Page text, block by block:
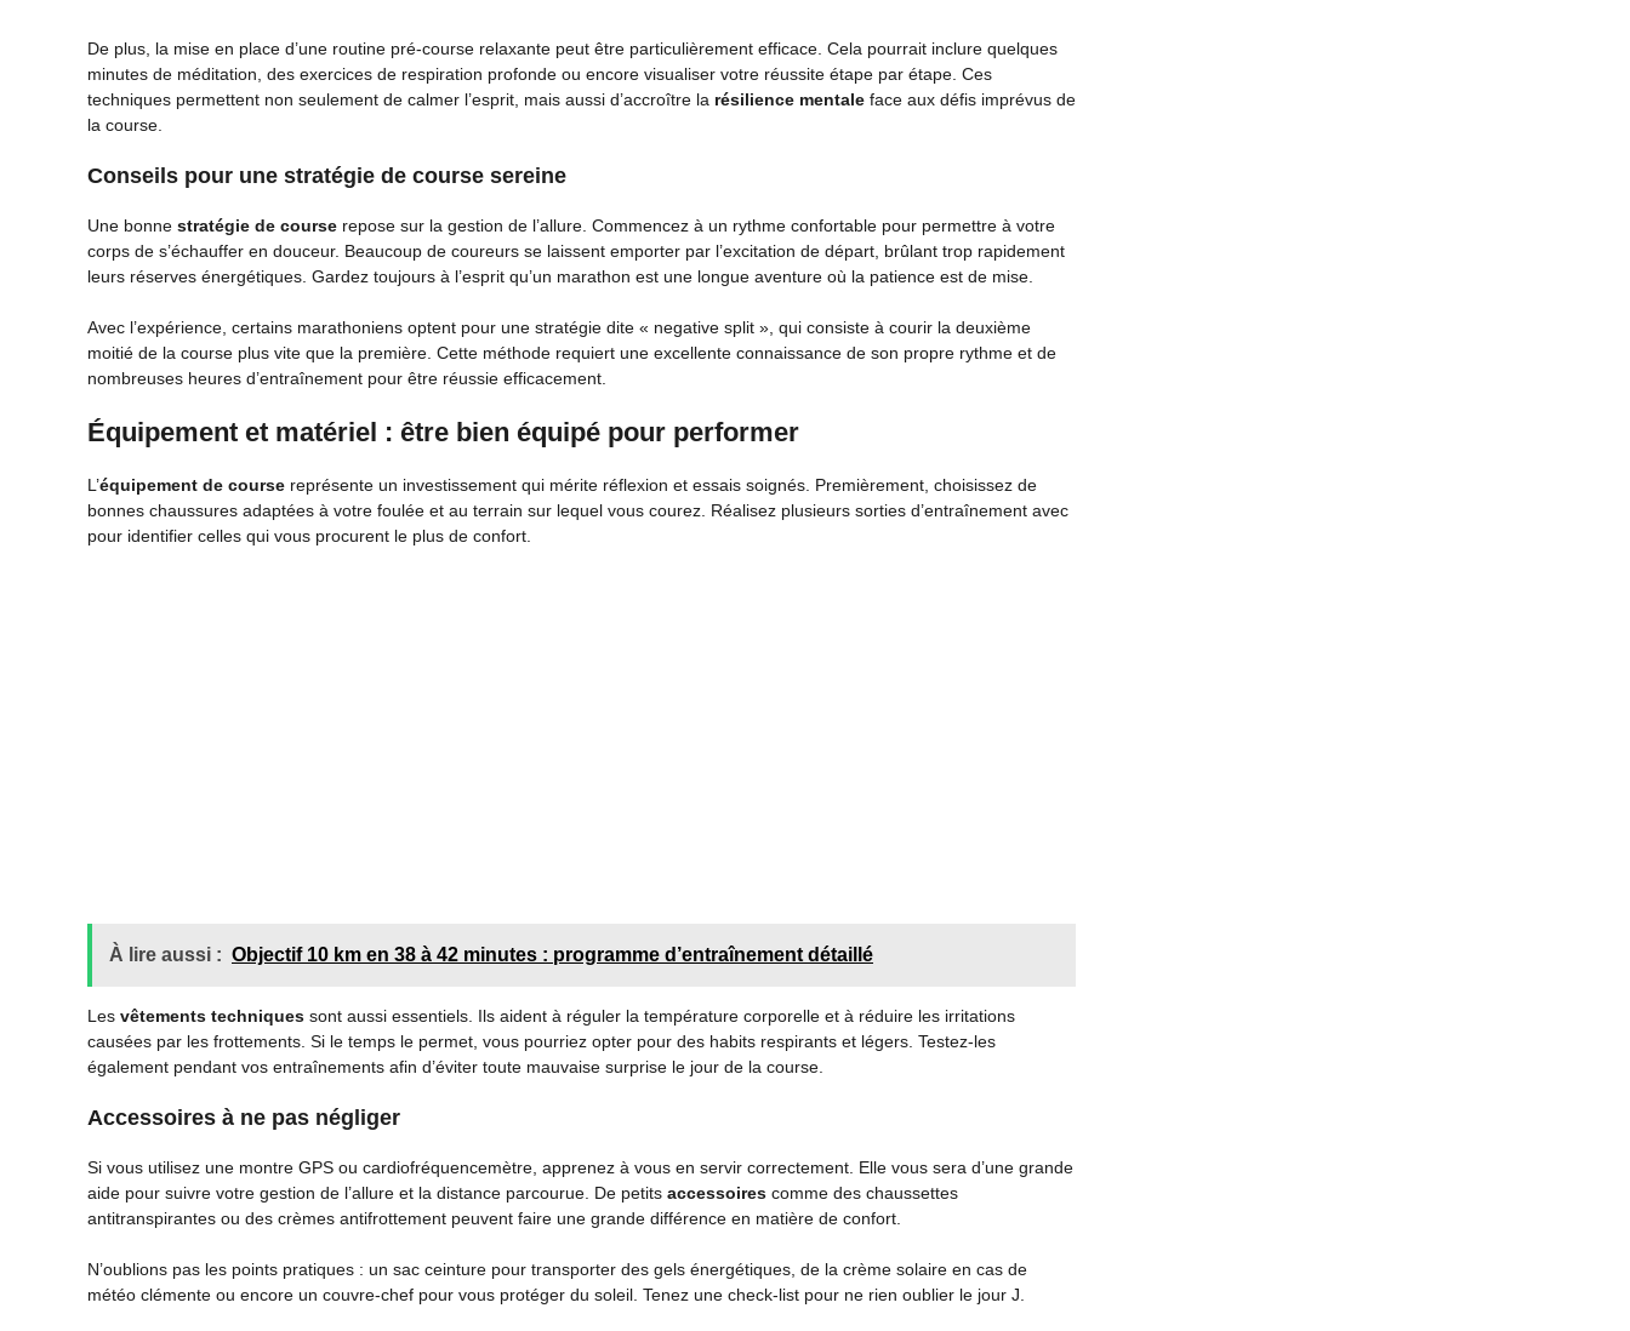
De plus, la mise en place d’une routine pré-course relaxante peut être particulièrement efficace. Cela pourrait inclure quelques
minutes de méditation, des exercices de respiration profonde ou encore visualiser votre réussite étape par étape. Ces
techniques permettent non seulement de calmer l’esprit, mais aussi d’accroître la résilience mentale face aux défis imprévus de
la course.
Conseils pour une stratégie de course sereine
Une bonne stratégie de course repose sur la gestion de l’allure. Commencez à un rythme confortable pour permettre à votre
corps de s’échauffer en douceur. Beaucoup de coureurs se laissent emporter par l’excitation de départ, brûlant trop rapidement
leurs réserves énergétiques. Gardez toujours à l’esprit qu’un marathon est une longue aventure où la patience est de mise.
Avec l’expérience, certains marathoniens optent pour une stratégie dite « negative split », qui consiste à courir la deuxième
moitié de la course plus vite que la première. Cette méthode requiert une excellente connaissance de son propre rythme et de
nombreuses heures d’entraînement pour être réussie efficacement.
Équipement et matériel : être bien équipé pour performer
L’équipement de course représente un investissement qui mérite réflexion et essais soignés. Premièrement, choisissez de
bonnes chaussures adaptées à votre foulée et au terrain sur lequel vous courez. Réalisez plusieurs sorties d’entraînement avec
pour identifier celles qui vous procurent le plus de confort.
À lire aussi : Objectif 10 km en 38 à 42 minutes : programme d’entraînement détaillé
Les vêtements techniques sont aussi essentiels. Ils aident à réguler la température corporelle et à réduire les irritations
causées par les frottements. Si le temps le permet, vous pourriez opter pour des habits respirants et légers. Testez-les
également pendant vos entraînements afin d’éviter toute mauvaise surprise le jour de la course.
Accessoires à ne pas négliger
Si vous utilisez une montre GPS ou cardiofréquencemètre, apprenez à vous en servir correctement. Elle vous sera d’une grande
aide pour suivre votre gestion de l’allure et la distance parcourue. De petits accessoires comme des chaussettes
antitranspirantes ou des crèmes antifrottement peuvent faire une grande différence en matière de confort.
N’oublions pas les points pratiques : un sac ceinture pour transporter des gels énergétiques, de la crème solaire en cas de
météo clémente ou encore un couvre-chef pour vous protéger du soleil. Tenez une check-list pour ne rien oublier le jour J.